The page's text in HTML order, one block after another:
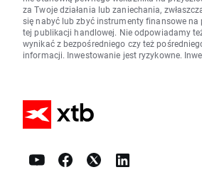
za Twoje działania lub zaniechania,
się nabyć lub zbyć instrumenty finansowe
tej publikacji handlowej. Nie odpowiadamy
wynikać z bezpośredniego czy też
informacji. Inwestowanie jest ryzykowne.